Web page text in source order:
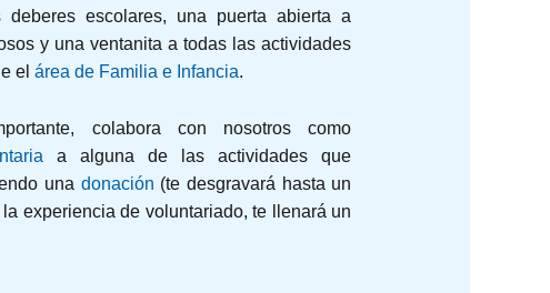
deberes escolares, una puerta abierta a
y una ventanita a todas las actividades
el área de Familia e Infancia.
colabora con nosotros como
a alguna de las actividades que
una donación (te desgravará hasta un
experiencia de voluntariado, te llenará un